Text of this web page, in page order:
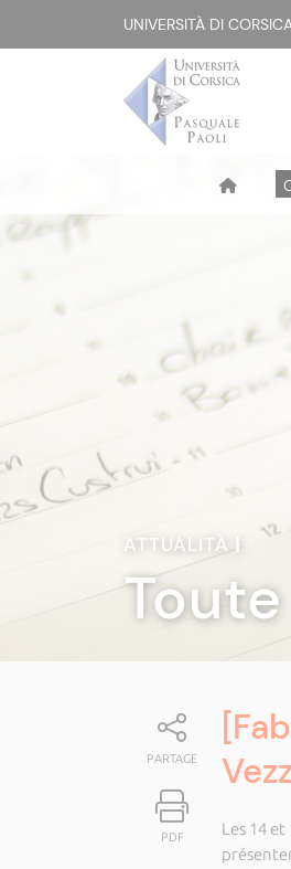
UNIVERSITÀ DI
ATTUALITÀ|
PARTAGE
PDF
Les 14